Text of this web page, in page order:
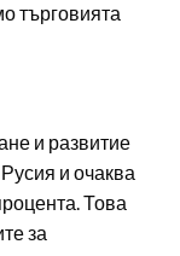
търговията
и развитие
и очаква
Това
за